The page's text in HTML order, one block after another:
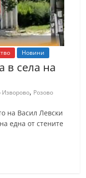
Новини
в села на
Изворово, Розово
на Васил Левски
една от стените